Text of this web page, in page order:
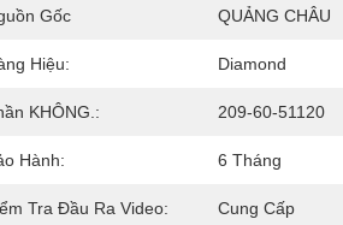
Gốc QUẢNG CHÂU
Hiệu: Diamond
KHÔNG.: 209-60-51120
Hành: 6 Tháng
Tra Đầu Ra Video: Cung Cấp